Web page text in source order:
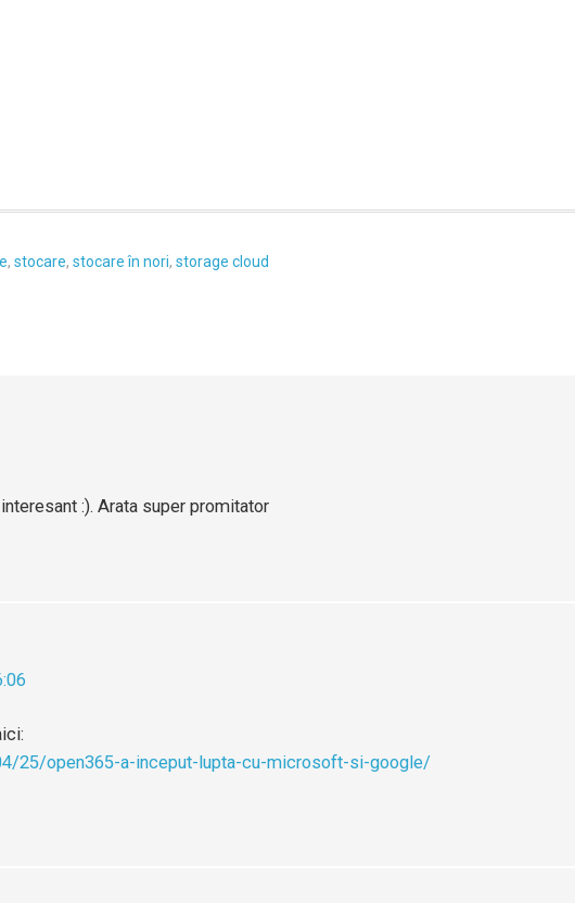
, stocare, stocare în nori, storage cloud
:). Arata super promitator
25/open365-a-inceput-lupta-cu-microsoft-si-google/